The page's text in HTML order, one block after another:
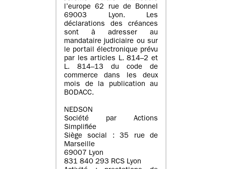
l’europe 62 rue de Bonnel
69003 Lyon. Les
déclarations des créances
sont à adresser au
mandataire judiciaire ou sur
le portail électronique prévu
par les articles L. 814–2 et
L. 814–13 du code de
commerce dans les deux
mois de la publication au
BODACC.
NEDSON
Société par Actions
Simplifiée
Siège social : 35 rue de
Marseille
69007 Lyon
831 840 293 RCS Lyon